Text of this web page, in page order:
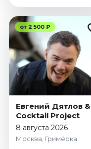
от 2 500 ₽
Евгений Дятлов &
Cocktail Project
8 августа 2026
Москва, Гримёрка